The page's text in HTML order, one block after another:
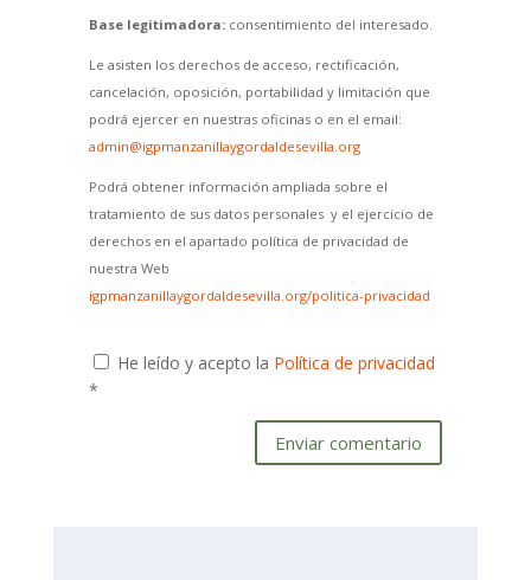
Base legitimadora:consentimiento del interesado.
Le asisten los derechos de acceso, rectificación,
cancelación, oposición, portabilidad y limitación que
podrá ejercer en nuestras oficinas o en el email:
admin@igpmanzanillaygordaldesevilla.org
Podrá obtener información ampliada sobre el
tratamiento de sus datos personales y el ejercicio de
derechos en el apartado política de privacidad de
nuestra Web
igpmanzanillaygordaldesevilla.org/politica-privacidad
He leído y acepto la Política de privacidad
*
Enviar comentario